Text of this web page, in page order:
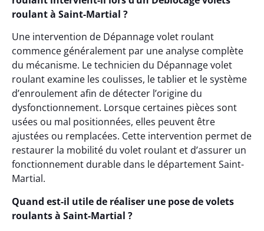
roulant à Saint-Martial ?
Une intervention de Dépannage volet roulant
commence généralement par une analyse complète
du mécanisme. Le technicien du Dépannage volet
roulant examine les coulisses, le tablier et le système
d’enroulement afin de détecter l’origine du
dysfonctionnement. Lorsque certaines pièces sont
usées ou mal positionnées, elles peuvent être
ajustées ou remplacées. Cette intervention permet de
restaurer la mobilité du volet roulant et d’assurer un
fonctionnement durable dans le département Saint-
Martial.
Quand est-il utile de réaliser une pose de volets
roulants à Saint-Martial ?